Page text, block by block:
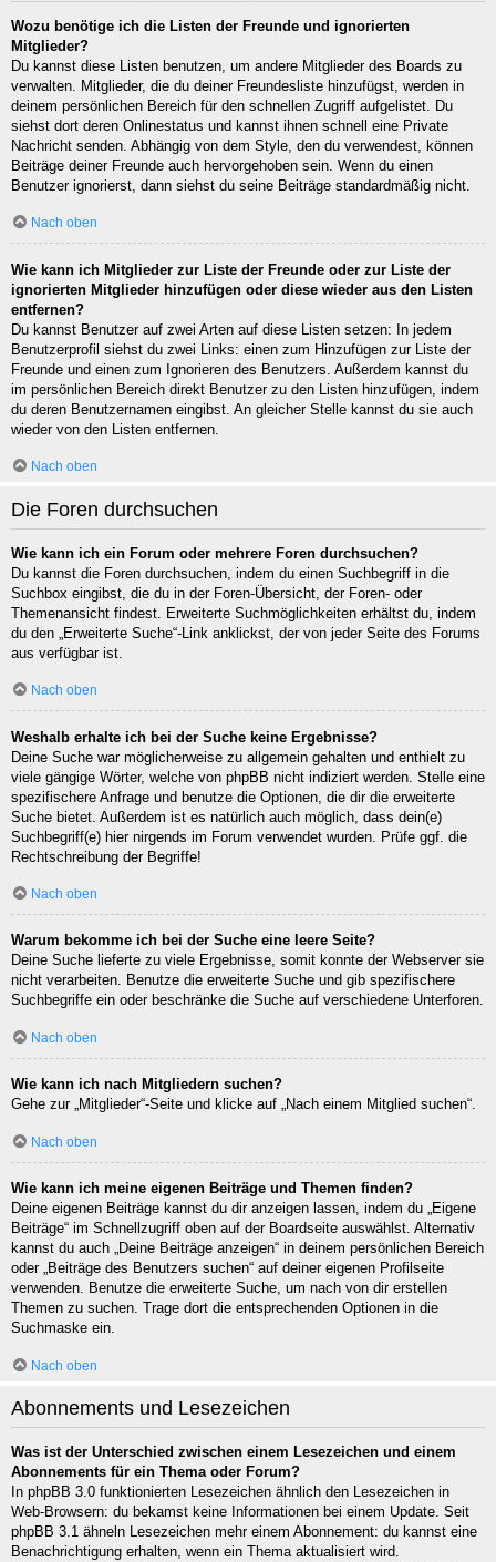
Wozu benötige ich die Listen der Freunde und ignorierten
Mitglieder?
Du kannst diese Listen benutzen, um andere Mitglieder des Boards zu
verwalten. Mitglieder, die du deiner Freundesliste hinzufügst, werden in
deinem persönlichen Bereich für den schnellen Zugriff aufgelistet. Du
siehst dort deren Onlinestatus und kannst ihnen schnell eine Private
Nachricht senden. Abhängig von dem Style, den du verwendest, können
Beiträge deiner Freunde auch hervorgehoben sein. Wenn du einen
Benutzer ignorierst, dann siehst du seine Beiträge standardmäßig nicht.
Nach oben
Wie kann ich Mitglieder zur Liste der Freunde oder zur Liste der
ignorierten Mitglieder hinzufügen oder diese wieder aus den Listen
entfernen?
Du kannst Benutzer auf zwei Arten auf diese Listen setzen: In jedem
Benutzerprofil siehst du zwei Links: einen zum Hinzufügen zur Liste der
Freunde und einen zum Ignorieren des Benutzers. Außerdem kannst du
im persönlichen Bereich direkt Benutzer zu den Listen hinzufügen, indem
du deren Benutzernamen eingibst. An gleicher Stelle kannst du sie auch
wieder von den Listen entfernen.
Nach oben
Die Foren durchsuchen
Wie kann ich ein Forum oder mehrere Foren durchsuchen?
Du kannst die Foren durchsuchen, indem du einen Suchbegriff in die
Suchbox eingibst, die du in der Foren-Übersicht, der Foren- oder
Themenansicht findest. Erweiterte Suchmöglichkeiten erhältst du, indem
du den „Erweiterte Suche“-Link anklickst, der von jeder Seite des Forums
aus verfügbar ist.
Nach oben
Weshalb erhalte ich bei der Suche keine Ergebnisse?
Deine Suche war möglicherweise zu allgemein gehalten und enthielt zu
viele gängige Wörter, welche von phpBB nicht indiziert werden. Stelle eine
spezifischere Anfrage und benutze die Optionen, die dir die erweiterte
Suche bietet. Außerdem ist es natürlich auch möglich, dass dein(e)
Suchbegriff(e) hier nirgends im Forum verwendet wurden. Prüfe ggf. die
Rechtschreibung der Begriffe!
Nach oben
Warum bekomme ich bei der Suche eine leere Seite?
Deine Suche lieferte zu viele Ergebnisse, somit konnte der Webserver sie
nicht verarbeiten. Benutze die erweiterte Suche und gib spezifischere
Suchbegriffe ein oder beschränke die Suche auf verschiedene Unterforen.
Nach oben
Wie kann ich nach Mitgliedern suchen?
Gehe zur „Mitglieder“-Seite und klicke auf „Nach einem Mitglied suchen“.
Nach oben
Wie kann ich meine eigenen Beiträge und Themen finden?
Deine eigenen Beiträge kannst du dir anzeigen lassen, indem du „Eigene
Beiträge“ im Schnellzugriff oben auf der Boardseite auswählst. Alternativ
kannst du auch „Deine Beiträge anzeigen“ in deinem persönlichen Bereich
oder „Beiträge des Benutzers suchen“ auf deiner eigenen Profilseite
verwenden. Benutze die erweiterte Suche, um nach von dir erstellen
Themen zu suchen. Trage dort die entsprechenden Optionen in die
Suchmaske ein.
Nach oben
Abonnements und Lesezeichen
Was ist der Unterschied zwischen einem Lesezeichen und einem
Abonnements für ein Thema oder Forum?
In phpBB 3.0 funktionierten Lesezeichen ähnlich den Lesezeichen in
Web-Browsern: du bekamst keine Informationen bei einem Update. Seit
phpBB 3.1 ähneln Lesezeichen mehr einem Abonnement: du kannst eine
Benachrichtigung erhalten, wenn ein Thema aktualisiert wird.